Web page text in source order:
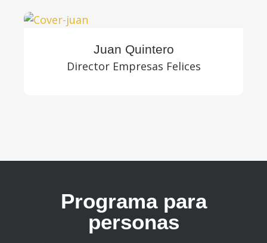
Juan Quintero
Director Empresas Felices
Programa para
personas